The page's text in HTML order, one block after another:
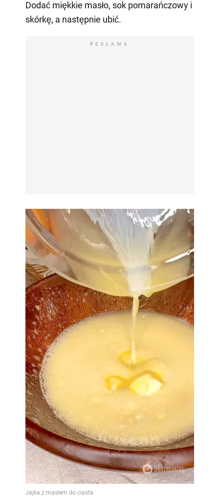
Dodać miękkie masło, sok pomarańczowy i
skórkę, a następnie ubić.
REKLAMA